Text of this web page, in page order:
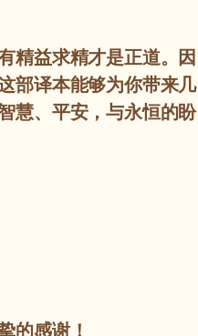
精益求精才是正道。因
部译本能够为你带来几
慧、平安，与永恒的盼
的感谢！